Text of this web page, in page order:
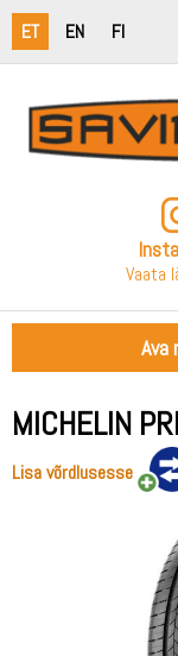
ET EN FI
Vaata
Ava
MICHELIN
Lisa võrdlusesse